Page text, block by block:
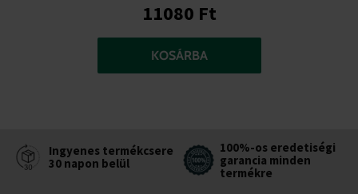
11080 Ft
KOSÁRBA
Ingyenes termékcsere
30 napon belül
100%-os eredetiségi
garancia minden
termékre